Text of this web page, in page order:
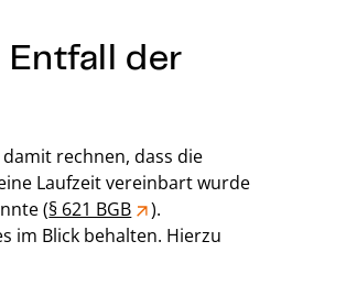
der
rechnen, dass die
Laufzeit vereinbart wurde
(§ 621 BGB
).
im Blick behalten. Hierzu